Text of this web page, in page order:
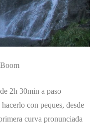
2h 30min a paso
con peques, desde
curva pronunciada